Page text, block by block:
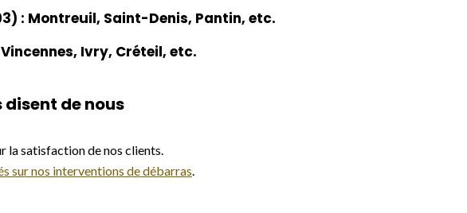
: Montreuil, Saint-Denis, Pantin, etc.
Ivry, Créteil, etc.
disent de nous
la satisfaction de nos clients.
sur nos interventions de débarras.